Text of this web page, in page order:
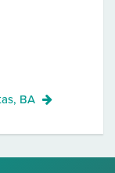
BA